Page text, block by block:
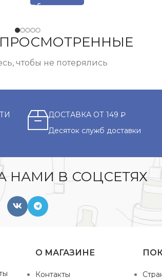
чтобы не потерялись
ДОСТАВКА ОТ 149 ₽
Десяток служб доставки
НАМИ В СОЦСЕТЯХ
О МАГАЗИНЕ
Контакты